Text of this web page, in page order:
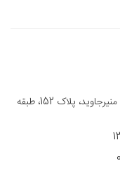
آدرس: خیابان کارگر جنوبی، خیابان روانمهر، نبش منیرجاوید، پلاک 152، طبقه